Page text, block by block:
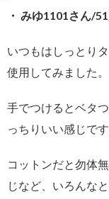
・ みゆ1101さん/
いつもはしっとり
使用してみました。
手でつけるとベタ
っちりいい感じです
コットンだと勿体
じなど、いろんな